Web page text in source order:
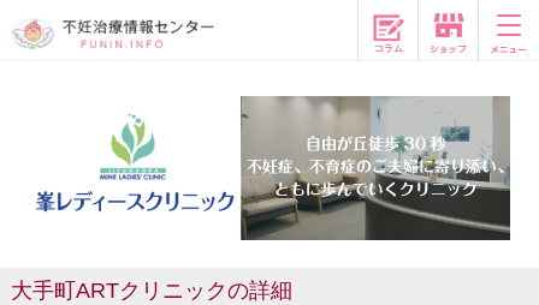
コラム
大手町ARTクリニックの詳細